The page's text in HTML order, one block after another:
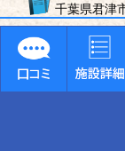
千葉県君津